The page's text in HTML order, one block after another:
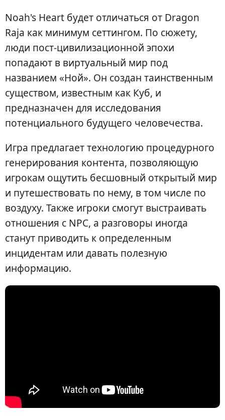
Noah's Heart будет отличаться от Dragon
Raja как минимум сеттингом. По сюжету,
люди пост-цивилизационной эпохи
попадают в виртуальный мир под
названием «Ной». Он создан таинственным
существом, известным как Куб, и
предназначен для исследования
потенциального будущего человечества.
Игра предлагает технологию процедурного
генерирования контента, позволяющую
игрокам ощутить бесшовный открытый мир
и путешествовать по нему, в том числе по
воздуху. Также игроки смогут выстраивать
отношения с NPC, а разговоры иногда
станут приводить к определенным
инцидентам или давать полезную
информацию.